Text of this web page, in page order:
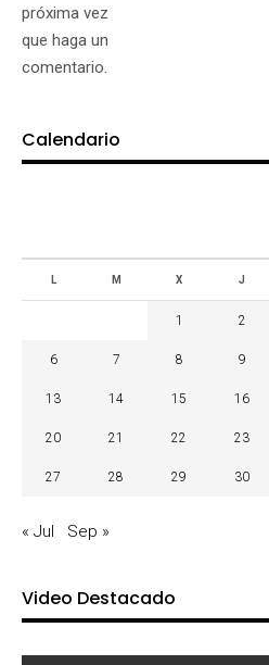
próxima vez
que haga un
comentario.
Calendario
L M X J
1 2
6 7 8 9
13 14 15 16
20 21 22 23
27 28 29 30
« Jul Sep »
Video Destacado